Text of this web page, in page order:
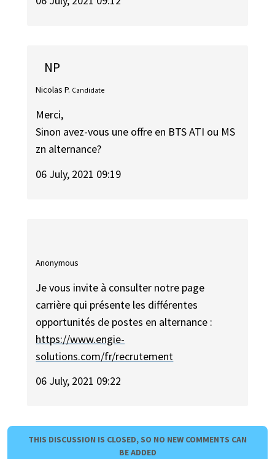
NP
Nicolas P. Candidate
Merci,
Sinon avez-vous une offre en BTS ATI ou MS
zn alternance?
06 July, 2021 09:19
Anonymous
Je vous invite à consulter notre page
carrière qui présente les différentes
opportunités de postes en alternance :
https://www.engie-
solutions.com/fr/recrutement
06 July, 2021 09:22
THIS DISCUSSION IS CLOSED, SO NO NEW COMMENTS CAN
BE ADDED